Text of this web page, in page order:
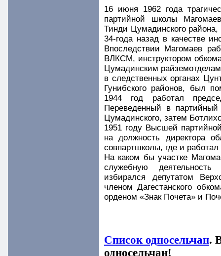
16 июня 1962 года
партийной школы
Тинди Цумадинского
34-года назад в качестве
Впоследствии Магомаев
ВЛКСМ, инструктором
Цумадинским
в следственных органах
Гунибского районов, был
1944 год работал
Переведенный в партийный
Цумадинского, затем
1951 году Высшей
на должность директора
совпартшколы, где и
На каком бы участке
служебную
избирался депутатом
членом Дагестанского
орденом «Знак Почета» и
Список односельчан.
односельчан!